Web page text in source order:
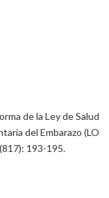
de la Ley de Salud
del Embarazo (LO
193-195.